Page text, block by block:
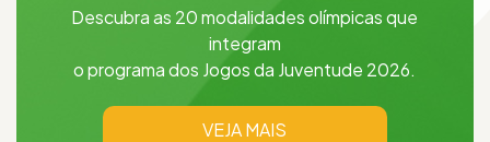
Descubra as 20 modalidades olímpicas que
integram
o programa dos Jogos da Juventude 2026.
VEJA MAIS